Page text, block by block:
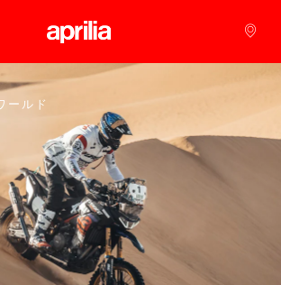
メインコンテンツへ
ールド